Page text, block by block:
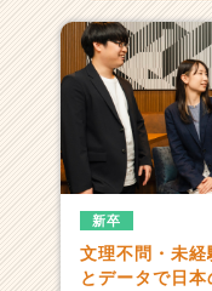
新卒
文理不問・未
とデータで日